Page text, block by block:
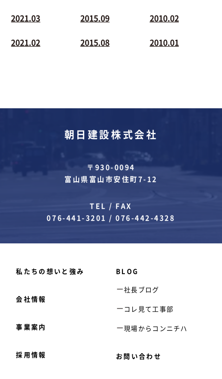
2021.03
2021.02
2015.09
2015.08
2010.02
2010.01
朝日建設株式会社
〒930-0094
富山県富山市安住町7-12
TEL / FAX
076-441-3201 /076-442-4328
私たちの想いと強み
会社情報
事業案内
採用情報
BLOG
社長ブログ
コレ見て工事部
現場からコンニチハ
お問い合わせ